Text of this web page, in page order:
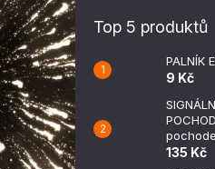
Top 5 produktů
PALNÍK
9 Kč
135 Kč